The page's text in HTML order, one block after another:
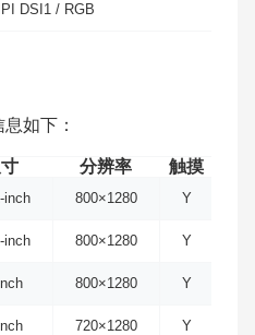
DSI1 / RGB
如下：
分辨率 触摸
inch 800×1280 Y
inch 800×1280 Y
800×1280 Y
720×1280 Y